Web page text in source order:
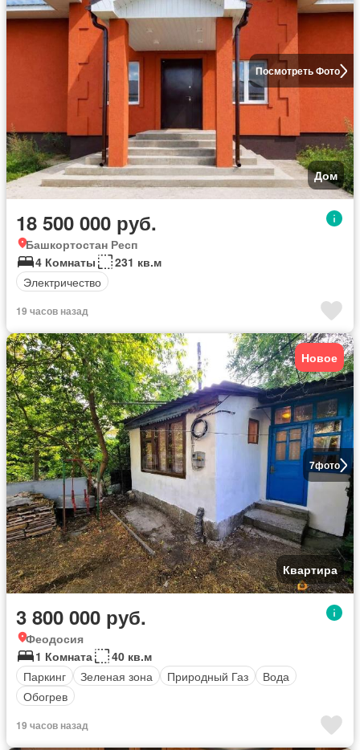
Посмотреть Фото
Дом
18 500 000 руб.
Башкортостан Респ
4 Комнаты
231 кв.м
Электричество
19 часов назад
7фото
Новое
Квартира
3 800 000 руб.
Феодосия
1 Комната
40 кв.м
Паркинг
Зеленая зона Природный Газ
Вода
Обогрев
19 часов назад